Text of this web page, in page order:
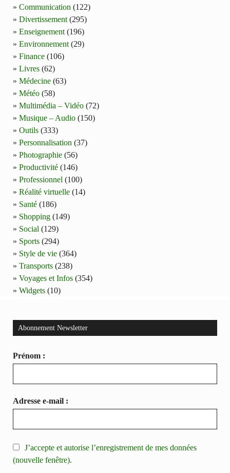
Communication (122)
Divertissement (295)
Enseignement (196)
Environnement (29)
Finance (106)
Livres (62)
Médecine (63)
Météo (58)
Multimédia – Vidéo (72)
Musique – Audio (150)
Outils (333)
Personnalisation (37)
Photographie (56)
Productivité (146)
Professionnel (100)
Réalité virtuelle (14)
Santé (186)
Shopping (149)
Social (129)
Sports (294)
Style de vie (364)
Transports (238)
Voyages et Infos (354)
Widgets (10)
Abonnement Newsletter
Prénom :
Adresse e-mail :
J’accepte et autorise l’enregistrement de mes données
(nouvelle fenêtre).